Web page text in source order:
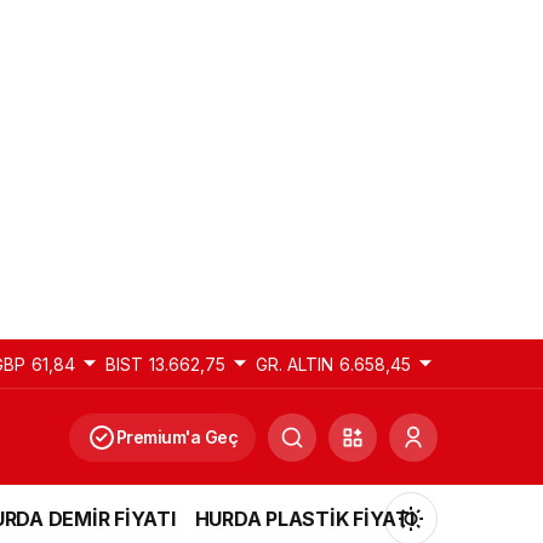
61,84 BIST 13.662,75 GR. ALTIN 6.658,45
Premium'a Geç
DEMİR FİYATI HURDA PLASTİK FİYATI